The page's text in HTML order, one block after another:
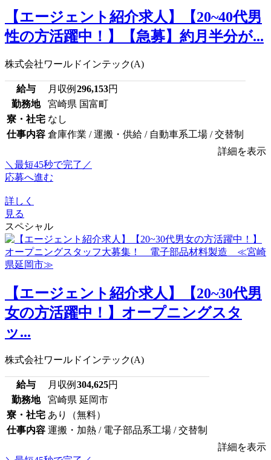
【エージェント紹介求人】【20~40代男
性の方活躍中！】【急募】約月半分が...
株式会社ワールドインテック(A)
給与 月収例 296,153円
勤務地
宮崎県 国富町
寮・社宅 なし
仕事内容 倉庫作業 / 運搬・供給 / 自動車系工場 / 交替制
詳細を表示
＼最短45秒で完了／
応募へ進む
詳しく
見る
スペシャル
【エージェント紹介求人】【20~30代男
女の方活躍中！】オープニングスタ
ッ...
株式会社ワールドインテック(A)
給与 月収例 304,625円
勤務地
宮崎県 延岡市
寮・社宅 あり（無料）
仕事内容 運搬・加熱 / 電子部品系工場 / 交替制
詳細を表示